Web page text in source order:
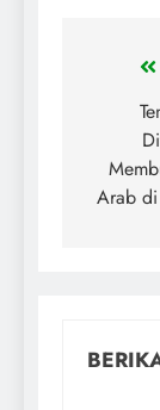
Arab di